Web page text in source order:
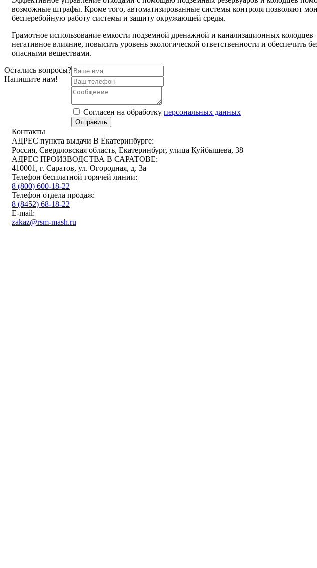
возможные штрафы. Кроме того, автоматизированные системы контроля позволяют
бесперебойную работу системы и защиту окружающей среды.
Грамотное использование емкости подземной дренажной и канализационных
негативное влияние, повысить уровень экологической ответственности и
опасными веществами.
Остались вопросы?
Напишите нам!
Cогласен на обработку персональных данных
Отправить
Контакты
АДРЕС пункта выдачи В Екатеринбурге:
Россия, Свердловская область, Екатеринбург, улица Куйбышева, 38
АДРЕС ПРОИЗВОДСТВА В САРАТОВЕ:
410001, г. Саратов, ул. Огородная, д. 3а
Телефон бесплатной горячей линии:
8 (800) 600-18-22
Телефон отдела продаж:
8 (8452) 68-18-22
E-mail:
zakaz@rsm-mash.ru